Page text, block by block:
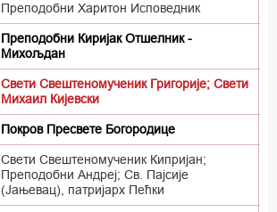
Преподобни Харитон Исповедник
Преподобни Киријак Отшелник -
Михољдан
Свети Свештеномученик Григорије; Свети
Михаил Кијевски
Покров Пресвете Богородице
Свети Свештеномученик Кипријан;
Преподобни Андреј; Св. Пајсије
(Јањевац), патријарх Пећки